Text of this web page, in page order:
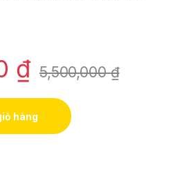
₫ 5,500,000₫
hàng